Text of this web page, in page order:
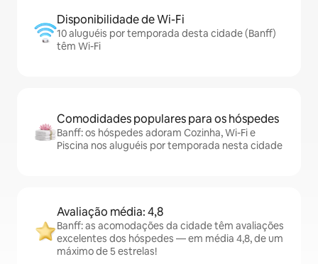
Disponibilidade de Wi-Fi
10 aluguéis por temporada desta cidade (Banff)
têm Wi-Fi
Comodidades populares para os hóspedes
Banff: os hóspedes adoram Cozinha, Wi-Fi e
Piscina nos aluguéis por temporada nesta cidade
Avaliação média: 4,8
Banff: as acomodações da cidade têm avaliações
excelentes dos hóspedes — em média 4,8, de um
máximo de 5 estrelas!